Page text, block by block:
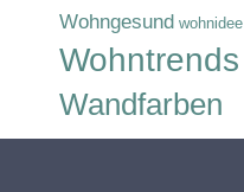
Wohngesund wohnidee
Wohntrends
Wandfarben